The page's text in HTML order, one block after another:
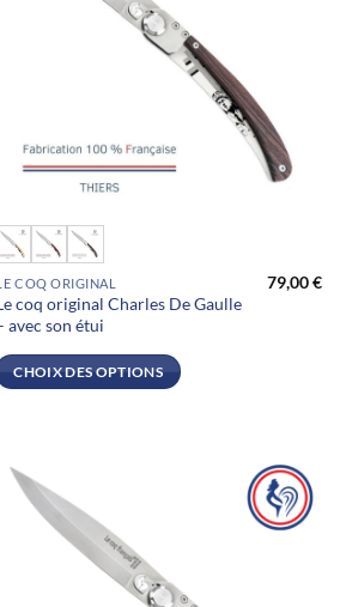
COQ ORIGINAL
coq original Charles De Gaulle
avec son étui
79,00€
CHOIX DES OPTIONS
choisies